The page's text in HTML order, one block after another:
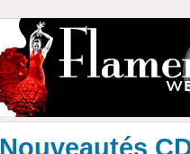
Nouveautés